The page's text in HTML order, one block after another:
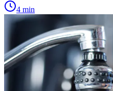
4 min